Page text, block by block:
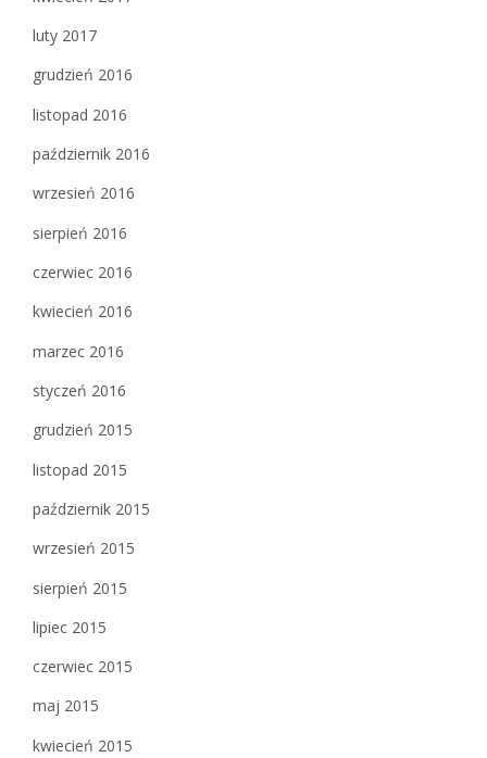
luty 2017
grudzień 2016
listopad 2016
październik 2016
wrzesień 2016
sierpień 2016
czerwiec 2016
kwiecień 2016
marzec 2016
styczeń 2016
grudzień 2015
listopad 2015
październik 2015
wrzesień 2015
sierpień 2015
lipiec 2015
czerwiec 2015
maj 2015
kwiecień 2015